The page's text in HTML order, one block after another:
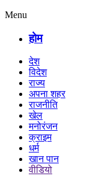
Menu
होम
देश
विदेश
राज्य
अपना शहर
राजनीति
खेल
मनोरंजन
क्राइम
धर्म
खान पान
वीडियो